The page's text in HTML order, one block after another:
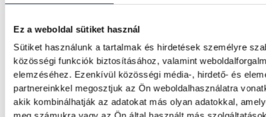
Ez a weboldal sütiket használ
Sütiket használunk a tartalmak és hirdetések személyre
közösségi funkciók biztosításához, valamint
elemzéséhez. Ezenkívül közösségi média-, hirdető- és
partnereinkkel megosztjuk az Ön weboldalhasználatra
akik kombinálhatják az adatokat más olyan adatokkal,
Játék közben fedezik fel a
tudomány világát a
gyerekek
Látványos kísérletek, kreatív feladatok és
élmény várja a gyerekeket a veszprémi
Labsben. Videónkban Balassa Marietta, a
vezetője mutatja be, hogyan teszik